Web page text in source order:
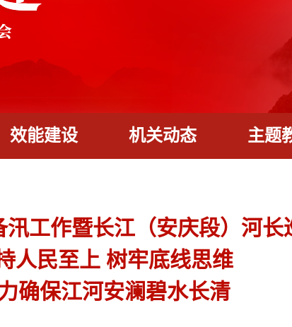
效能建设 机关动态 主题
工作暨长江（安庆段）河长
人民至上 树牢底线思维
确保江河安澜碧水长清